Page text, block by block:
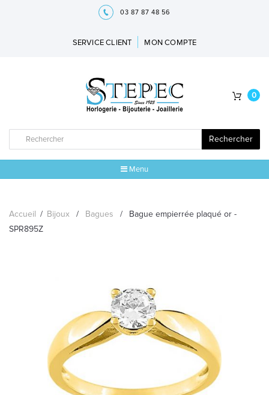
03 87 87 48 56
SERVICE CLIENT MON COMPTE
Rechercher
0
Menu
LES GEORGETTES
SWAROVSKI
BONNES AFFAIRES
IDÉE CADEAUX
Accueil / Bijoux / Bagues /
Bague empierrée plaqué or -
SPR895Z